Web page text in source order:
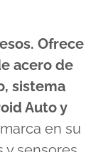
Ofrece
acero de
sistema
Auto y
en su